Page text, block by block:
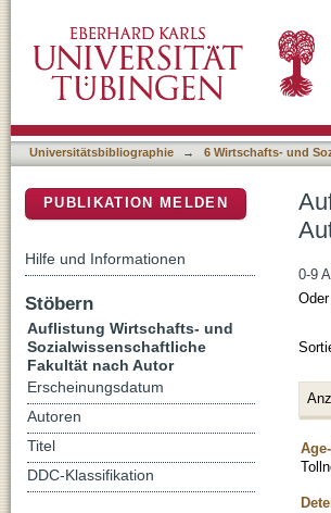
Universitätsbibliographie → 6 Wirtschafts- und
0-9 A
PUBLIKATION MELDEN
Hilfe und Informationen
Stöbern
Auflistung Wirtschafts- und
Sozialwissenschaftliche
Fakultät nach Autor
Erscheinungsdatum
Autoren
Titel
DDC-Klassifikation